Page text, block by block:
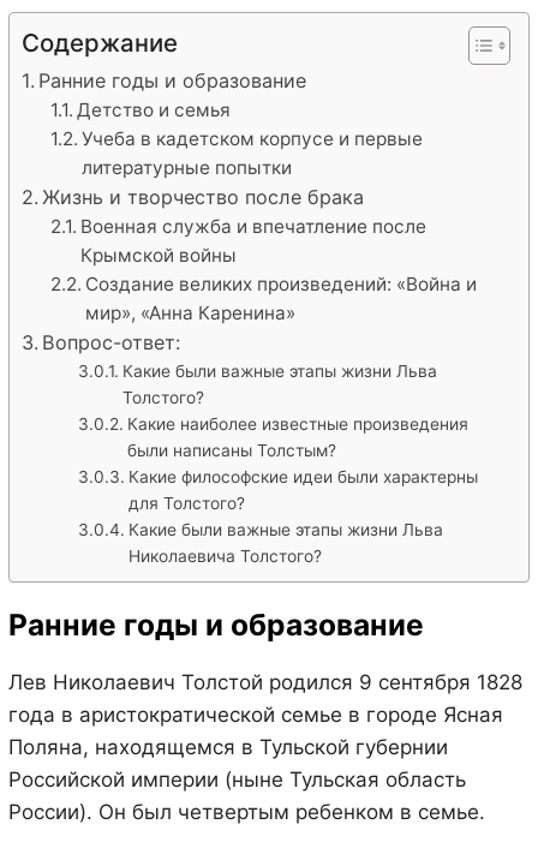
Содержание
Ранние годы и образование
Детство и семья
Учеба в кадетском корпусе и первые
литературные попытки
Жизнь и творчество после брака
Военная служба и впечатление после
Крымской войны
Создание великих произведений: «Война и
мир», «Анна Каренина»
Вопрос-ответ:
Какие были важные этапы жизни Льва
Толстого?
Какие наиболее известные произведения
были написаны Толстым?
Какие философские идеи были характерны
для Толстого?
Какие были важные этапы жизни Льва
Николаевича Толстого?
Ранние годы и образование
Лев Николаевич Толстой родился 9 сентября 1828
года в аристократической семье в городе Ясная
Поляна, находящемся в Тульской губернии
Российской империи (ныне Тульская область
России). Он был четвертым ребенком в семье.